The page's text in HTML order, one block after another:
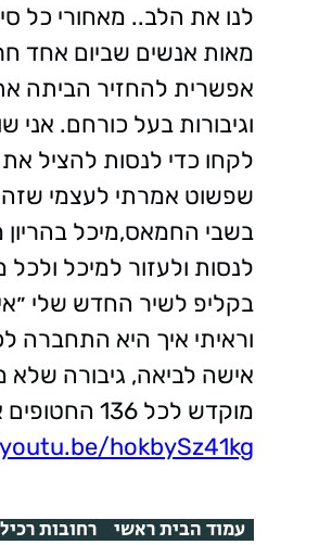
לנו את הלב.. מאחורי כל
וגיבורות בעל כורחם.
לקחו כדי לנסות להציל
שפשוט אמרתי לעצמי שזה
בשבי החמאס,מיכל
לנסות ולעזור למיכל
בקליפ לשיר החדש שלי
וראיתי איך היא התחברה
אישה לביאה, גיבורה
מוקדש לכל 136 החטופים אין לנו מקום כאן בלעדיכם, מחכים לכם״
hokbySz41kg
עמוד הבית ראשי רחובות